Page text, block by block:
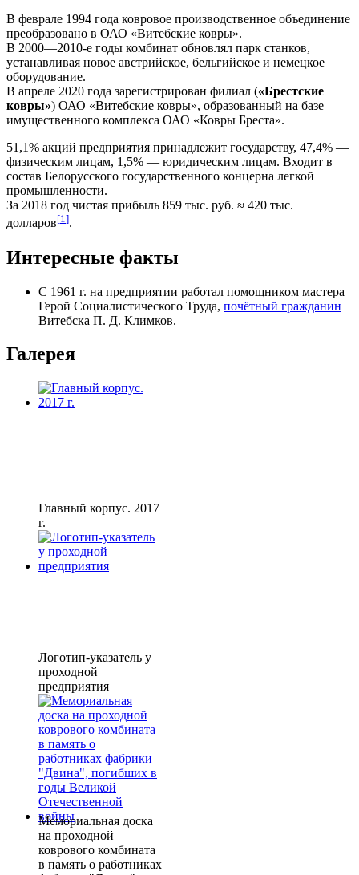
В феврале 1994 года ковровое производственное объединение
преобразовано в ОАО «Витебские ковры».
В 2000—2010-е годы комбинат обновлял парк станков,
устанавливая новое австрийское, бельгийское и немецкое
оборудование.
В апреле 2020 года зарегистрирован филиал («Брестские
ковры») ОАО «Витебские ковры», образованный на базе
имущественного комплекса ОАО «Ковры Бреста».
51,1% акций предприятия принадлежит государству, 47,4% —
физическим лицам, 1,5% — юридическим лицам. Входит в
состав Белорусского государственного концерна легкой
промышленности.
За 2018 год чистая прибыль 859 тыс. руб. ≈ 420 тыс.
долларов[1].
Интересные факты
С 1961 г. на предприятии работал помощником мастера
Герой Социалистического Труда, почётный гражданин
Витебска П. Д. Климков.
Галерея
Главный корпус. 2017
г.
Логотип-указатель у
проходной
предприятия
Мемориальная доска
на проходной
коврового комбината
в память о работниках